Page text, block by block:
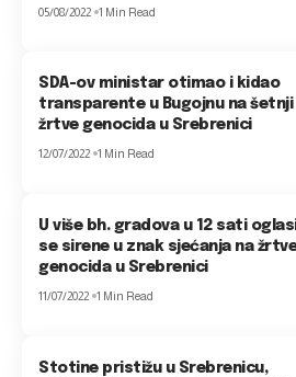
05/08/2022 1 Min Read
SDA-ov ministar otimao i kidao
transparente u Bugojnu na šetnji
žrtve genocida u Srebrenici
12/07/2022 1 Min Read
U više bh. gradova u 12 sati
se sirene u znak sjećanja na
genocida u Srebrenici
11/07/2022 1 Min Read
Stotine pristižu u Srebrenicu,